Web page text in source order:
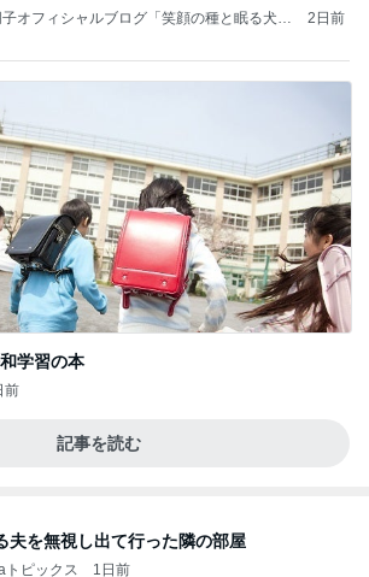
オフィシャルブログ「笑顔の種と眠る犬」
2日前
学習の本
前
記事を読む
夫を無視し出て行った隣の部屋
トピックス 1日前